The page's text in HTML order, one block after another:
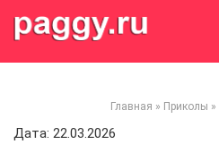
Главная » Приколы »
Дата: 22.03.2026